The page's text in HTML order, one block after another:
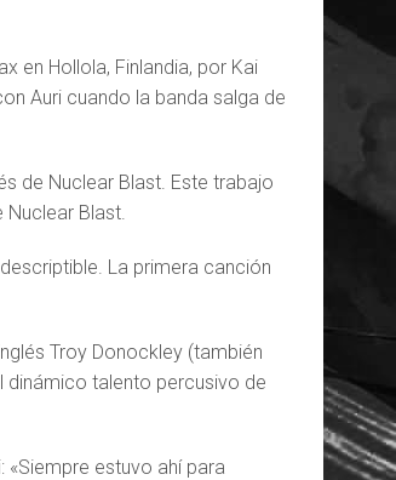
en Hollola, Finlandia, por Kai
Auri cuando la banda salga de
de Nuclear Blast. Este trabajo
Blast.
La primera canción
Troy Donockley (también
dinámico talento percusivo de
estuvo ahí para